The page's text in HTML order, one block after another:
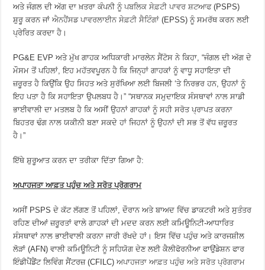
ਅਤੇ ਜੰਗਲ ਦੀ ਅੱਗ ਦਾ ਖ਼ਤਰਾ ਕੰਪਨੀ ਨੂੰਪਬਲਿਕ ਸੇਫ਼ਟੀ ਪਾਵਰ ਸ਼ਟਆਫ(PSPS)
ਸ਼ੁਰੂ ਕਰਨ ਜਾਂਐਨਹੈਂਸਡ ਪਾਵਰਲਾਈਨ ਸੇਫ਼ਟੀ ਸੈਟਿੰਗਾਂ (EPSS) ਨੂੰ ਸਮਰੱਥ ਕਰਨ ਲਈ
ਪ੍ਰੇਰਿਤ ਕਰਦਾ ਹੈ।
PG&E EVP ਅਤੇ ਮੁੱਖ ਗਾਹਕ ਅਧਿਕਾਰੀ ਮਾਰਲੇਨ ਸੈਂਟੋਸ ਨੇ ਕਿਹਾ, “ਜੰਗਲ ਦੀ ਅੱਗ ਦੇ
ਮੌਸਮ ਤੋਂ ਪਹਿਲਾਂ, ਇਹ ਮਹੱਤਵਪੂਰਨ ਹੈ ਕਿ ਜਿਨ੍ਹਾਂ ਗਾਹਕਾਂ ਨੂੰ ਵਾਧੂ ਸਹਾਇਤਾ ਦੀ
ਜ਼ਰੂਰਤ ਹੈ ਕਿਉਂਕਿ ਉਹ ਸਿਹਤ ਅਤੇ ਸੁਰੱਖਿਆ ਲਈ ਬਿਜਲੀ ‘ਤੇ ਨਿਰਭਰ ਹਨ, ਉਹਨਾਂ ਨੂੰ
ਇਹ ਪਤਾ ਹੈ ਕਿ ਸਹਾਇਤਾ ਉਪਲਬਧ ਹੈ।” “ਸਥਾਨਕ ਸਮੁਦਾਇਕ ਸੰਸਥਾਵਾਂ ਨਾਲ ਸਾਡੀ
ਭਾਈਵਾਲੀ ਦਾ ਮਤਲਬ ਹੈ ਕਿ ਅਸੀਂ ਉਹਨਾਂ ਗਾਹਕਾਂ ਨੂੰ ਸਹੀ ਸਰੋਤ ਪ੍ਰਾਪਤ ਕਰਨਾ
ਬਿਹਤਰ ਢੰਗ ਨਾਲ ਯਕੀਨੀ ਬਣਾ ਸਕਦੇ ਹਾਂ ਜਿਹਨਾਂ ਨੂੰ ਉਹਨਾਂ ਦੀ ਸਭ ਤੋਂ ਵੱਧ ਜ਼ਰੂਰਤ
ਹੈ।”
ਇੱਥੇ ਸ਼ੁਰੂਆਤ ਕਰਨ ਦਾ ਤਰੀਕਾ ਦਿੱਤਾ ਗਿਆ ਹੈ:
ਅਪਾਹਜਤਾ ਆਫ਼ਤ ਪਹੁੰਚ ਅਤੇ ਸਰੋਤ ਪ੍ਰੋਗਰਾਮ
ਅਸੀਂ PSPS ਦੇ ਕੱਟ ਲੱਗਣ ਤੋਂ ਪਹਿਲਾਂ, ਦੌਰਾਨ ਅਤੇ ਬਾਅਦ ਵਿੱਚ ਡਾਕਟਰੀ ਅਤੇ ਸੁਤੰਤਰ
ਰਹਿਣ ਦੀਆਂ ਜ਼ਰੂਰਤਾਂ ਵਾਲੇ ਗਾਹਕਾਂ ਦੀ ਮਦਦ ਕਰਨ ਲਈ ਕਮਿਊਨਿਟੀ-ਆਧਾਰਿਤ
ਸੰਸਥਾਵਾਂ ਨਾਲ ਭਾਈਵਾਲੀ ਕਰਨਾ ਜਾਰੀ ਰੱਖਦੇ ਹਾਂ। ਇਸ ਵਿੱਚ ਪਹੁੰਚ ਅਤੇ ਕਾਰਜਸ਼ੀਲ
ਲੋੜਾਂ (AFN) ਵਾਲੀ ਕਮਿਊਨਿਟੀ ਨੂੰ ਸਹਿਯੋਗ ਦੇਣ ਲਈ ਕੈਲੀਫੋਰਨੀਆ ਫਾਉਂਡੇਸ਼ਨ ਫਾਰ
ਇੰਡੀਪੈਂਡੈਂਟ ਲਿਵਿੰਗ ਸੈਂਟਰਜ਼ (CFILC)ਅਪਾਹਜਤਾ ਆਫ਼ਤ ਪਹੁੰਚ ਅਤੇ ਸਰੋਤ ਪ੍ਰੋਗਰਾਮ